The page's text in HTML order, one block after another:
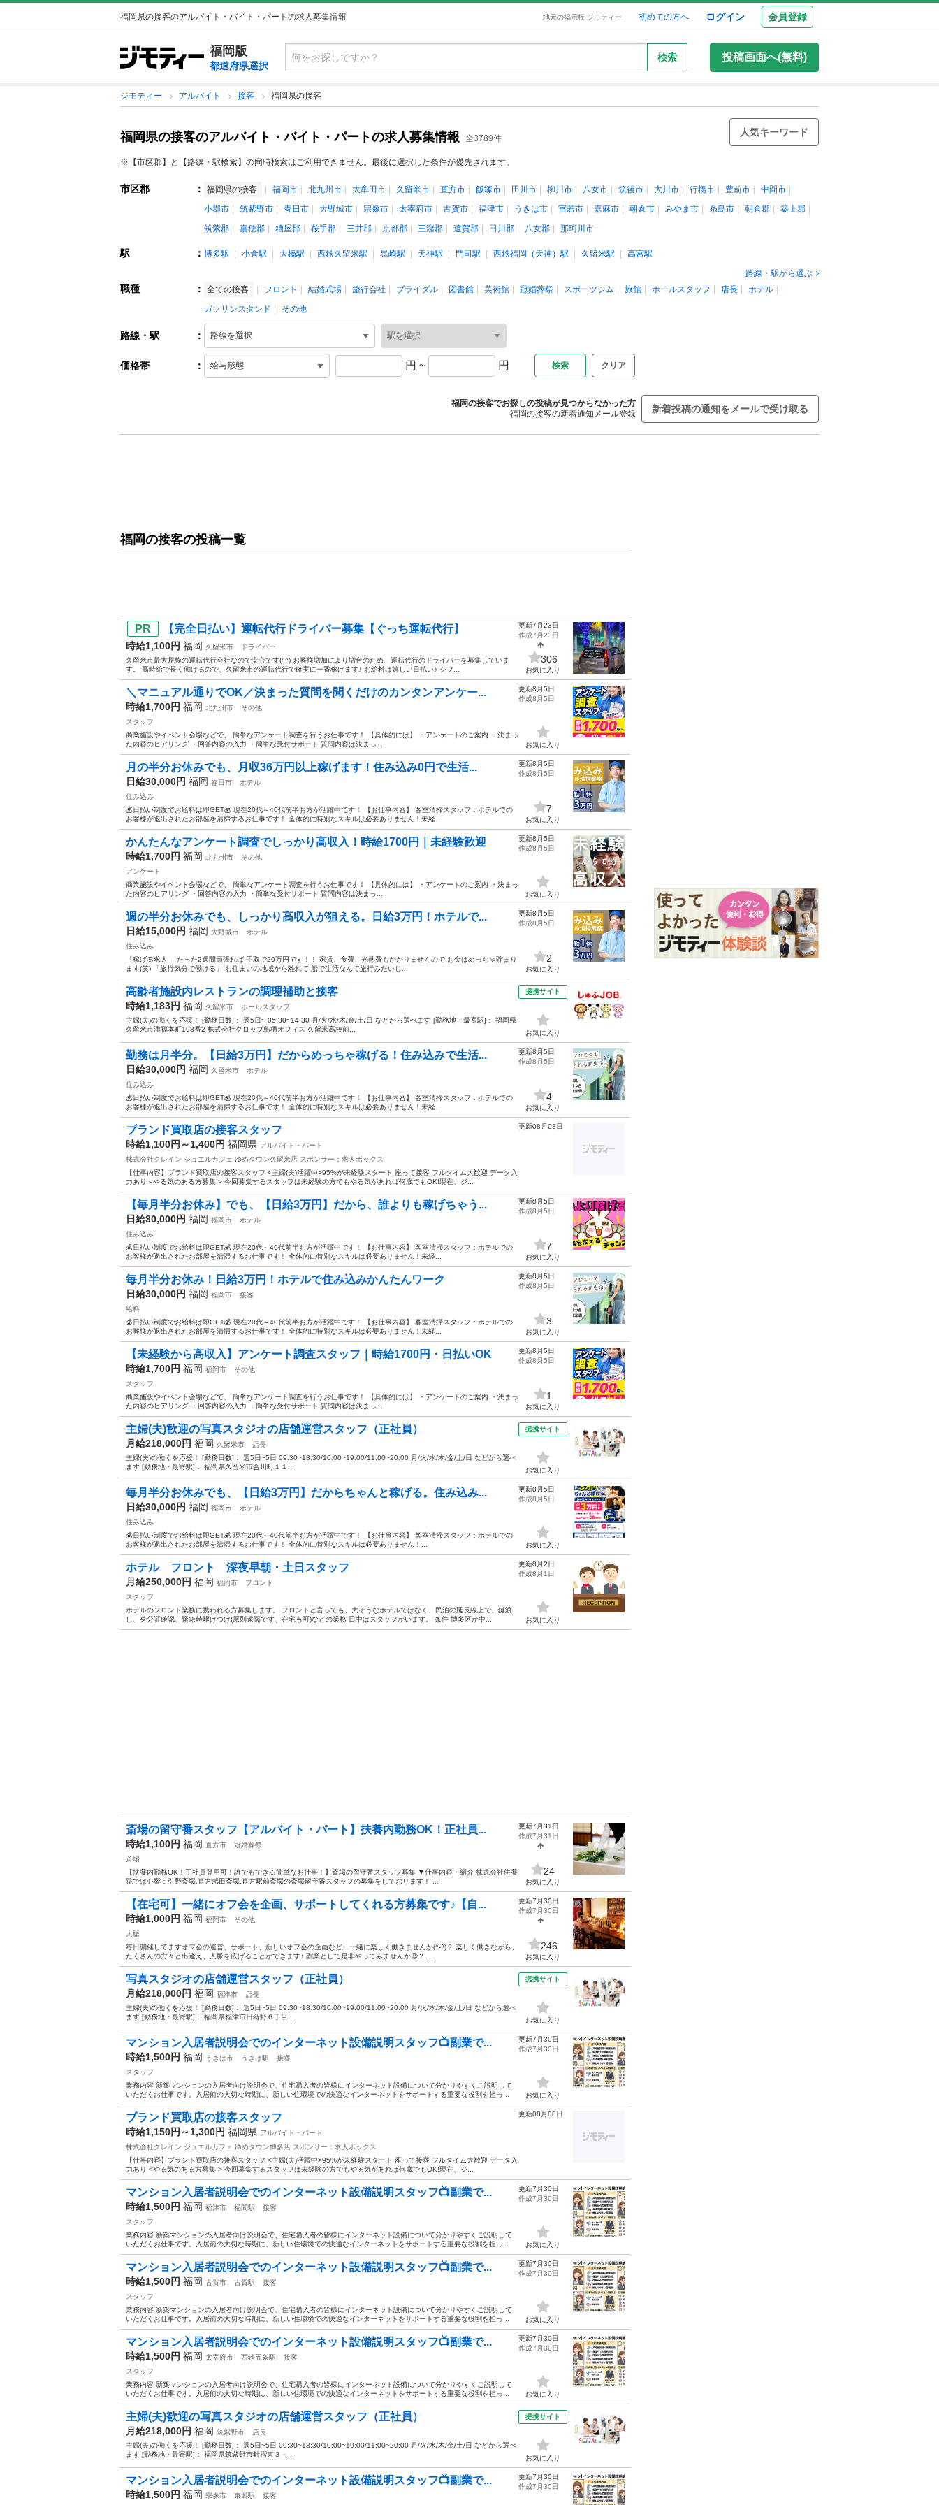
福岡県の接客のアルバイト・バイト・パートの求人募集情報 地元の掲示板 ジモティー 初めての方へ ログイン 会員登録
福岡版
都道府県選択
検索 投稿画面へ(無料)
ジモティー アルバイト 接客 福岡県の接客
福岡県の接客のアルバイト・バイト・パートの求人募集情報 全3789件
人気キーワード
※【市区郡】と【路線・駅検索】の同時検索はご利用できません。最後に選択した条件が優先されます。
市区郡 ： 福岡県の接客 福岡市 北九州市 大牟田市 久留米市 直方市 飯塚市 田川市 柳川市 八女市 筑後市 大川市 行橋市 豊前市
中間市
小郡市
筑紫野市 春日市 大野城市 宗像市 太宰府市 古賀市 福津市 うきは市 宮若市 嘉麻市 朝倉市 みやま市 糸島市 朝倉郡
築上郡
筑紫郡
嘉穂郡 糟屋郡 鞍手郡 三井郡 京都郡 三潴郡 遠賀郡 田川郡 八女郡 那珂川市
駅 ： 博多駅 小倉駅 大橋駅 西鉄久留米駅 黒崎駅 天神駅 門司駅 西鉄福岡（天神）駅 久留米駅
高宮駅
路線・駅から選ぶ
職種 ： 全ての接客 フロント 結婚式場 旅行会社 ブライダル 図書館 美術館 冠婚葬祭 スポーツジム 旅館 ホールスタッフ 店長
ホテル
ガソリンスタンド
その他
路線・駅 ：
価格帯 ： 円 ~ 円 クリア
福岡の接客でお探しの投稿が見つからなかった方
福岡の接客の新着通知メール登録
新着投稿の通知をメールで受け取る
福岡の接客の投稿一覧
【完全日払い】運転代行ドライバー募集【ぐっち運転代行】
時給1,100円 福岡 久留米市
ドライバー
久留米市最大規模の運転代行会社なので安心です(^^) お客様増加により増台のため、運転代行のドライバーを募集していま
す。 高時給で長く働けるので、久留米市の運転代行で確実に一番稼げます♪ お給料は嬉しい日払い♪ シフ...
更新7月23日
作成7月23日
306
お気に入り
＼マニュアル通りでOK／決まった質問を聞くだけのカンタンアンケー...
時給1,700円 福岡 北九州市
その他
スタッフ
商業施設やイベント会場などで、 簡単なアンケート調査を行うお仕事です！ 【具体的には】 ・アンケートのご案内 ・決まっ
た内容のヒアリング ・回答内容の入力 ・簡単な受付サポート 質問内容は決まっ...
更新8月5日
作成8月5日
お気に入り
月の半分お休みでも、月収36万円以上稼げます！住み込み0円で生活...
日給30,000円 福岡 春日市
ホテル
住み込み
💰日払い制度でお給料は即GET💰 現在20代～40代前半お方が活躍中です！ 【お仕事内容】 客室清掃スタッフ：ホテルでの
お客様が退出されたお部屋を清掃するお仕事です！ 全体的に特別なスキルは必要ありません！未経...
更新8月5日
作成8月5日
7
お気に入り
かんたんなアンケート調査でしっかり高収入！時給1700円｜未経験歓迎
時給1,700円 福岡 北九州市
その他
アンケート
商業施設やイベント会場などで、 簡単なアンケート調査を行うお仕事です！ 【具体的には】 ・アンケートのご案内 ・決まっ
た内容のヒアリング ・回答内容の入力 ・簡単な受付サポート 質問内容は決まっ...
更新8月5日
作成8月5日
お気に入り
週の半分お休みでも、しっかり高収入が狙える。日給3万円！ホテルで...
日給15,000円 福岡 大野城市
ホテル
住み込み
「稼げる求人」 たった2週間頑張れば 手取で20万円です！！ 家賃、食費、光熱費もかかりませんので お金はめっちゃ貯まり
ます(笑) 「旅行気分で働ける」 お住まいの地域から離れて 船で生活なんて旅行みたいじ...
更新8月5日
作成8月5日
2
お気に入り
高齢者施設内レストランの調理補助と接客
時給1,183円 福岡 久留米市
ホールスタッフ
主婦(夫)の働くを応援！ [勤務日数]： 週5日~ 05:30~14:30 月/火/水/木/金/土/日 などから選べます [勤務地・最寄駅]： 福岡県
久留米市津福本町198番2 株式会社グロップ鳥栖オフィス 久留米高校前...
提携サイト
お気に入り
勤務は月半分。【日給3万円】だからめっちゃ稼げる！住み込みで生活...
日給30,000円 福岡 久留米市
ホテル
住み込み
💰日払い制度でお給料は即GET💰 現在20代～40代前半お方が活躍中です！ 【お仕事内容】 客室清掃スタッフ：ホテルでの
お客様が退出されたお部屋を清掃するお仕事です！ 全体的に特別なスキルは必要ありません！未経...
更新8月5日
作成8月5日
4
お気に入り
ブランド買取店の接客スタッフ
時給1,100円～1,400円 福岡県 アルバイト・パート
株式会社クレイン ジュエルカフェ ゆめタウン久留米店 スポンサー：求人ボックス
【仕事内容】ブランド買取店の接客スタッフ <主婦(夫)活躍中>95%が未経験スタート 座って接客 フルタイム大歓迎 データ入
力あり <やる気のある方募集!> 今回募集するスタッフは未経験の方でもやる気があれば何歳でもOK!現在、ジ...
更新08月08日
【毎月半分お休み】でも、【日給3万円】だから、誰よりも稼げちゃう...
日給30,000円 福岡 福岡市
ホテル
住み込み
💰日払い制度でお給料は即GET💰 現在20代～40代前半お方が活躍中です！ 【お仕事内容】 客室清掃スタッフ：ホテルでの
お客様が退出されたお部屋を清掃するお仕事です！ 全体的に特別なスキルは必要ありません！未経...
更新8月5日
作成8月5日
7
お気に入り
毎月半分お休み！日給3万円！ホテルで住み込みかんたんワーク
日給30,000円 福岡 福岡市
接客
給料
💰日払い制度でお給料は即GET💰 現在20代～40代前半お方が活躍中です！ 【お仕事内容】 客室清掃スタッフ：ホテルでの
お客様が退出されたお部屋を清掃するお仕事です！ 全体的に特別なスキルは必要ありません！未経...
更新8月5日
作成8月5日
3
お気に入り
【未経験から高収入】アンケート調査スタッフ｜時給1700円・日払いOK
時給1,700円 福岡 福岡市
その他
スタッフ
商業施設やイベント会場などで、 簡単なアンケート調査を行うお仕事です！ 【具体的には】 ・アンケートのご案内 ・決まっ
た内容のヒアリング ・回答内容の入力 ・簡単な受付サポート 質問内容は決まっ...
更新8月5日
作成8月5日
1
お気に入り
主婦(夫)歓迎の写真スタジオの店舗運営スタッフ（正社員）
月給218,000円 福岡 久留米市
店長
主婦(夫)の働くを応援！ [勤務日数]： 週5日~5日 09:30~18:30/10:00~19:00/11:00~20:00 月/火/水/木/金/土/日 などから選べ
ます [勤務地・最寄駅]： 福岡県久留米市合川町１１...
提携サイト
お気に入り
毎月半分お休みでも、【日給3万円】だからちゃんと稼げる。住み込み...
日給30,000円 福岡 福岡市
ホテル
住み込み
💰日払い制度でお給料は即GET💰 現在20代～40代前半お方が活躍中です！ 【お仕事内容】 客室清掃スタッフ：ホテルでの
お客様が退出されたお部屋を清掃するお仕事です！ 全体的に特別なスキルは必要ありません！...
更新8月5日
作成8月5日
お気に入り
ホテル フロント 深夜早朝・土日スタッフ
月給250,000円 福岡 福岡市
フロント
スタッフ
ホテルのフロント業務に携われる方募集します。 フロントと言っても、大そうなホテルではなく、民泊の延長線上で、鍵渡
し、身分証確認、緊急時駆けつけ(原則遠隔です、在宅も可)などの業務 日中はスタッフがいます。 条件 博多区か中...
更新8月2日
作成8月1日
お気に入り
斎場の留守番スタッフ【アルバイト・パート】扶養内勤務OK！正社員...
時給1,100円 福岡 直方市
冠婚葬祭
斎場
【扶養内勤務OK！正社員登用可！誰でもできる簡単なお仕事！】斎場の留守番スタッフ募集 ▼仕事内容・紹介 株式会社供養
院では心響：引野斎場,直方感田斎場,直方駅前斎場の斎場留守番スタッフの募集をしております！ ...
更新7月31日
作成7月31日
24
お気に入り
【在宅可】一緒にオフ会を企画、サポートしてくれる方募集です♪【自...
時給1,000円 福岡 福岡市
その他
人脈
毎日開催してますオフ会の運営、サポート、新しいオフ会の企画など、一緒に楽しく働きませんか(^-^)？ 楽しく働きながら、
たくさんの方々と出逢え、人脈を広げることができます♪ 副業として是非やってみませんか😉？ ...
更新7月30日
作成7月30日
246
お気に入り
写真スタジオの店舗運営スタッフ（正社員）
月給218,000円 福岡 福津市
店長
主婦(夫)の働くを応援！ [勤務日数]： 週5日~5日 09:30~18:30/10:00~19:00/11:00~20:00 月/火/水/木/金/土/日 などから選べ
ます [勤務地・最寄駅]： 福岡県福津市日蒔野６丁目...
提携サイト
お気に入り
マンション入居者説明会でのインターネット設備説明スタッフ📺副業で...
時給1,500円 福岡 うきは市 うきは駅
接客
スタッフ
業務内容 新築マンションの入居者向け説明会で、住宅購入者の皆様にインターネット設備について分かりやすくご説明して
いただくお仕事です。入居前の大切な時期に、新しい住環境での快適なインターネットをサポートする重要な役割を担っ...
更新7月30日
作成7月30日
お気に入り
ブランド買取店の接客スタッフ
時給1,150円～1,300円 福岡県 アルバイト・パート
株式会社クレイン ジュエルカフェ ゆめタウン博多店 スポンサー：求人ボックス
【仕事内容】ブランド買取店の接客スタッフ <主婦(夫)活躍中>95%が未経験スタート 座って接客 フルタイム大歓迎 データ入
力あり <やる気のある方募集!> 今回募集するスタッフは未経験の方でもやる気があれば何歳でもOK!現在、ジ...
更新08月08日
マンション入居者説明会でのインターネット設備説明スタッフ📺副業で...
時給1,500円 福岡 福津市 福間駅
接客
スタッフ
業務内容 新築マンションの入居者向け説明会で、住宅購入者の皆様にインターネット設備について分かりやすくご説明して
いただくお仕事です。入居前の大切な時期に、新しい住環境での快適なインターネットをサポートする重要な役割を担っ...
更新7月30日
作成7月30日
お気に入り
マンション入居者説明会でのインターネット設備説明スタッフ📺副業で...
時給1,500円 福岡 古賀市 古賀駅
接客
スタッフ
業務内容 新築マンションの入居者向け説明会で、住宅購入者の皆様にインターネット設備について分かりやすくご説明して
いただくお仕事です。入居前の大切な時期に、新しい住環境での快適なインターネットをサポートする重要な役割を担っ...
更新7月30日
作成7月30日
お気に入り
マンション入居者説明会でのインターネット設備説明スタッフ📺副業で...
時給1,500円 福岡 太宰府市 西鉄五条駅
接客
スタッフ
業務内容 新築マンションの入居者向け説明会で、住宅購入者の皆様にインターネット設備について分かりやすくご説明して
いただくお仕事です。入居前の大切な時期に、新しい住環境での快適なインターネットをサポートする重要な役割を担っ...
更新7月30日
作成7月30日
お気に入り
主婦(夫)歓迎の写真スタジオの店舗運営スタッフ（正社員）
月給218,000円 福岡 筑紫野市
店長
主婦(夫)の働くを応援！ [勤務日数]： 週5日~5日 09:30~18:30/10:00~19:00/11:00~20:00 月/火/水/木/金/土/日 などから選べ
ます [勤務地・最寄駅]： 福岡県筑紫野市針摺東３－...
提携サイト
お気に入り
マンション入居者説明会でのインターネット設備説明スタッフ📺副業で...
時給1,500円 福岡 宗像市 東郷駅 接客
更新7月30日
作成7月30日